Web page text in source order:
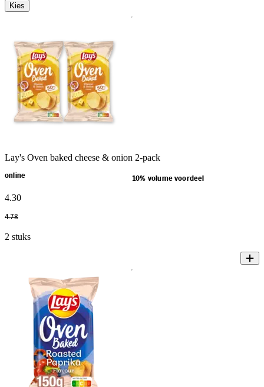
Kies
Lay's Oven baked cheese & onion 2-pack
online 10% volume voordeel
4.30
4.78
2 stuks